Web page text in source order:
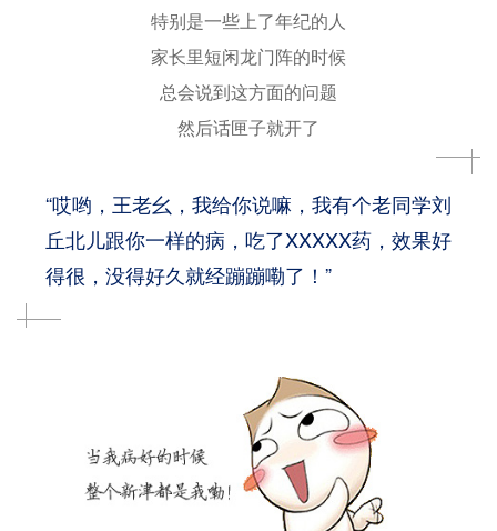
特别是一些上了年纪的人
家长里短闲龙门阵的时候
总会说到这方面的问题
然后话匣子就开了
“哎哟，王老幺，我给你说嘛，我有个老同学刘
丘北儿跟你一样的病，吃了XXXXX药，效果好
得很，没得好久就经蹦蹦嘞了！”